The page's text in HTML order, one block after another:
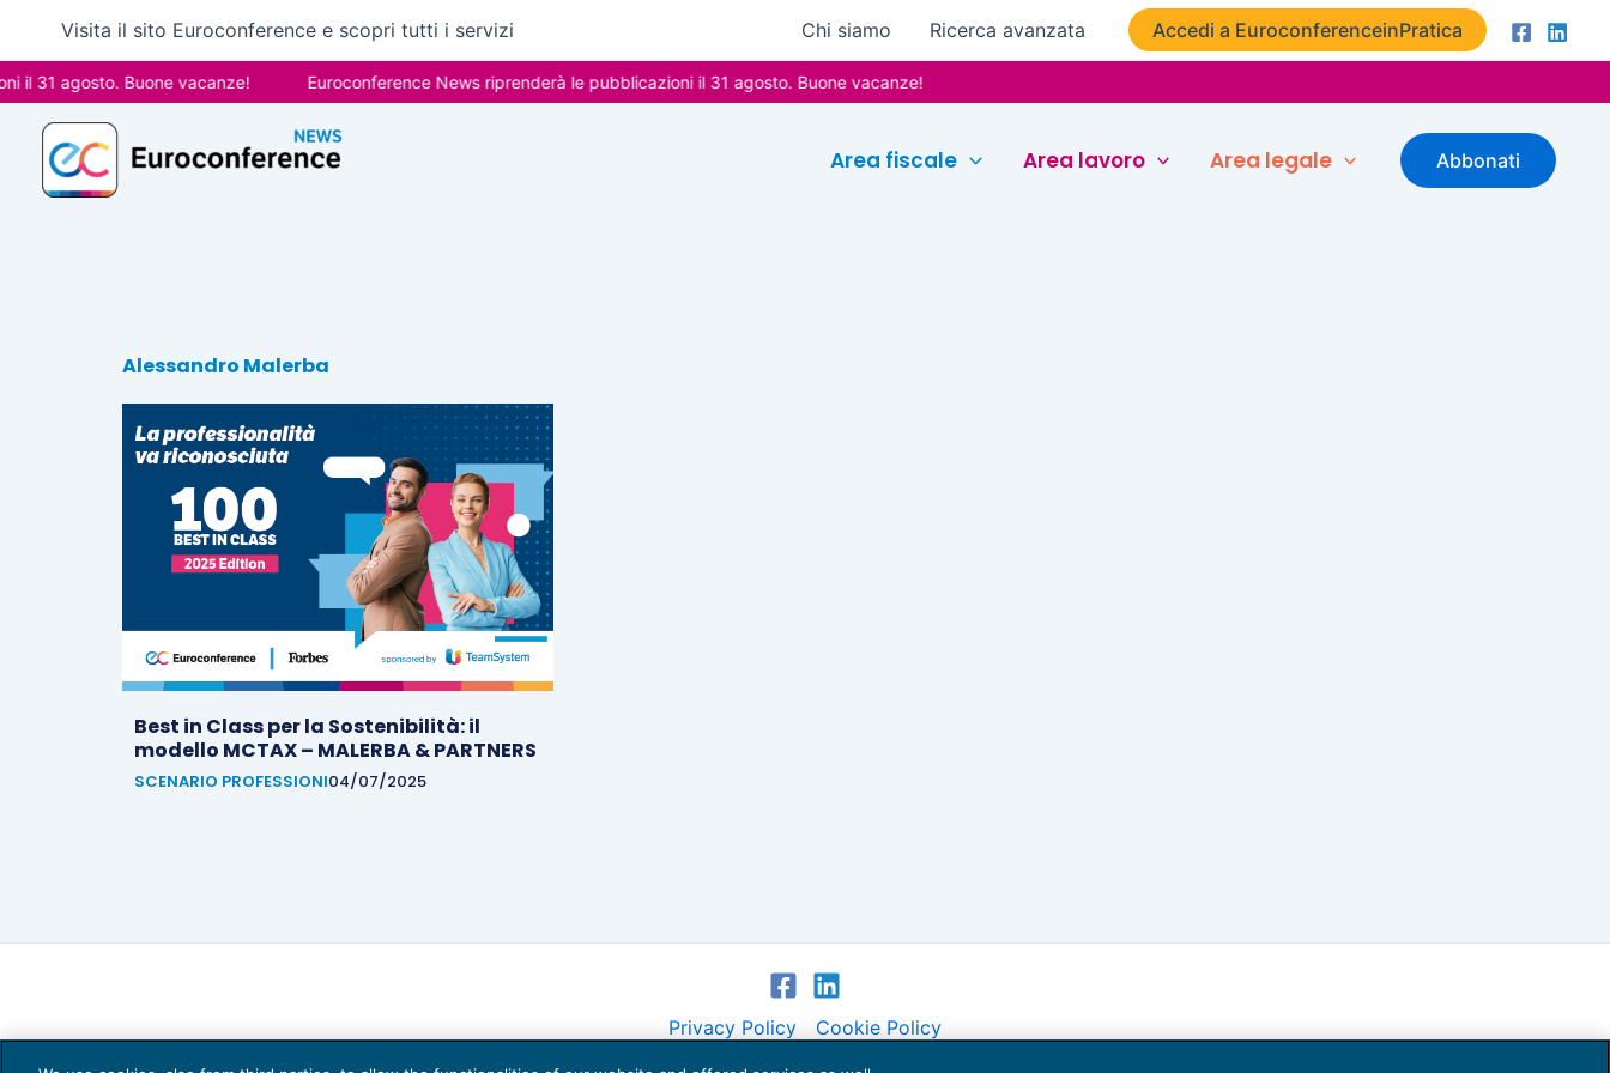
contenuto
Visita il sito Euroconference e scopri tutti i servizi Chi siamo Ricerca avanzata Accedi a EuroconferenceinPratica
31 agosto. Buone vacanze! Euroconference News riprenderà le pubblicazioni il 31 agosto. Buone vacanze!
Area fiscale Area lavoro Area legale Abbonati
Alessandro Malerba
Best in Class per la Sostenibilità: il
modello MCTAX – MALERBA & PARTNERS
SCENARIO PROFESSIONI04/07/2025
Privacy Policy Cookie Policy